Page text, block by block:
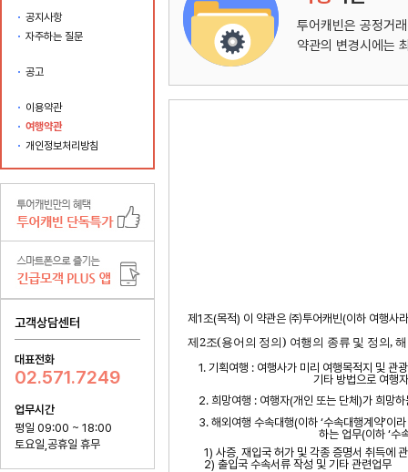
공지사항
자주하는 질문
공고
이용약관
여행약관
개인정보처리방침
고객상담센터
대표전화
02.571.7249
업무시간
평일 09:00 ~ 18:00
토요일,공휴일 휴무
투어캐빈은 공정거
약관의 변경시에는
제 1조(목적) 이 약관은 ㈜투어캐빈(이하 여행사
제2조(용어의 정의) 여행의 종류 및 정의,
1. 기획여행 : 여행사가 미리 여행목적지 및 관
기타 방법으로 여행
2. 희망여행 : 여행자(개인 또는 단체 )가 희망
3. 해외여행 수속대행(이하 ‘수속대행계약’이
하는 업무(이하 ‘수
1) 사증 재입국 허가 및 각종 증명서 취득에
2) 출입국 수속서류 작성 및 기타 관련업무